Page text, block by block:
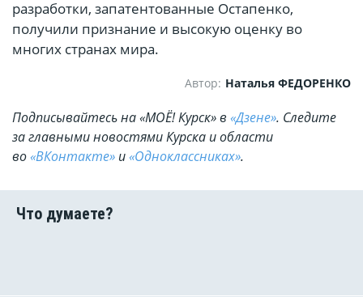
разработки, запатентованные Остапенко,
получили признание и высокую оценку во
многих странах мира.
Автор: Наталья ФЕДОРЕНКО
Подписывайтесь на «МОЁ! Курск» в «Дзене». Cледите
за главными новостями Курска и области
во«ВКонтакте» и«Одноклассниках».